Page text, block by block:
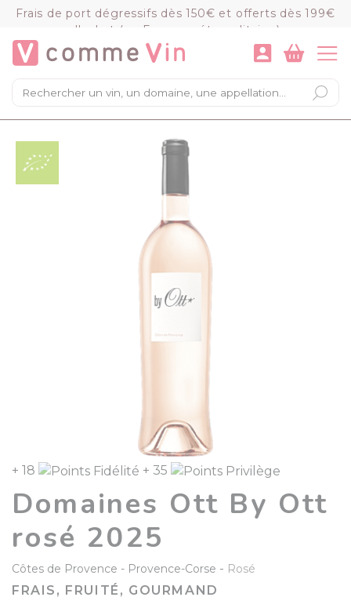
Frais de port dégressifs dès 150€ et offerts dès 199€
d'achat (en France métropolitaine)
×
Mon panier
Chargement du panier...
VOIR LE PANIER COMMANDER
+ 18 + 35
Domaines Ott By Ott
rosé 2025
Côtes de Provence Provence-Corse - Rosé
FRAIS, FRUITÉ, GOURMAND
Panneau de gestion des cookies